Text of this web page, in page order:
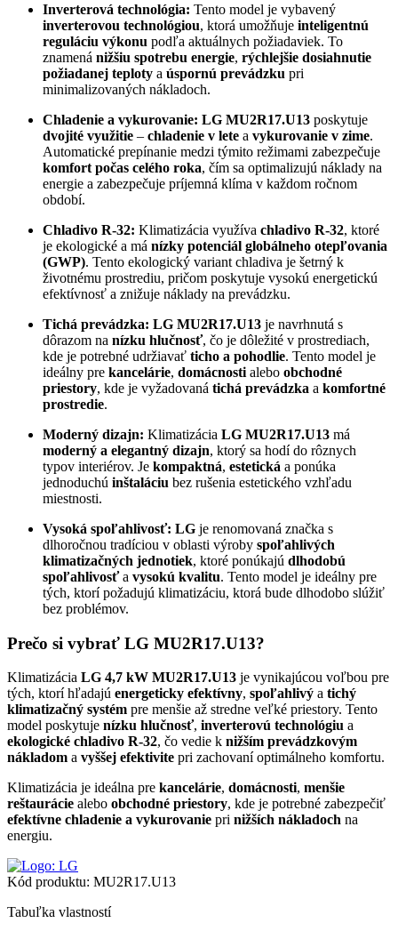
Inverterová technológia: Tento model je vybavený
inverterovou technológiou, ktorá umožňuje inteligentnú
reguláciu výkonu podľa aktuálnych požiadaviek. To
znamená nižšiu spotrebu energie, rýchlejšie dosiahnutie
požiadanej teploty a úspornú prevádzku pri
minimalizovaných nákladoch.
Chladenie a vykurovanie: LG MU2R17.U13 poskytuje
dvojité využitie – chladenie v lete a vykurovanie v zime.
Automatické prepínanie medzi týmito režimami zabezpečuje
komfort počas celého roka, čím sa optimalizujú náklady na
energie a zabezpečuje príjemná klíma v každom ročnom
období.
Chladivo R-32: Klimatizácia využíva chladivo R-32, ktoré
je ekologické a má nízky potenciál globálneho otepľovania
(GWP). Tento ekologický variant chladiva je šetrný k
životnému prostrediu, pričom poskytuje vysokú energetickú
efektívnosť a znižuje náklady na prevádzku.
Tichá prevádzka: LG MU2R17.U13 je navrhnutá s
dôrazom na nízku hlučnosť, čo je dôležité v prostrediach,
kde je potrebné udržiavať ticho a pohodlie. Tento model je
ideálny pre kancelárie, domácnosti alebo obchodné
priestory, kde je vyžadovaná tichá prevádzka a komfortné
prostredie.
Moderný dizajn: Klimatizácia LG MU2R17.U13 má
moderný a elegantný dizajn, ktorý sa hodí do rôznych
typov interiérov. Je kompaktná, estetická a ponúka
jednoduchú inštaláciu bez rušenia estetického vzhľadu
miestnosti.
Vysoká spoľahlivosť: LG je renomovaná značka s
dlhoročnou tradíciou v oblasti výroby spoľahlivých
klimatizačných jednotiek, ktoré ponúkajú dlhodobú
spoľahlivosťa vysokú kvalitu. Tento model je ideálny pre
tých, ktorí požadujú klimatizáciu, ktorá bude dlhodobo slúžiť
bez problémov.
Prečo si vybrať LG MU2R17.U13?
Klimatizácia LG 4,7 kW MU2R17.U13 je vynikajúcou voľbou pre
tých, ktorí hľadajú energeticky efektívny, spoľahlivý a tichý
klimatizačný systém pre menšie až stredne veľké priestory. Tento
model poskytuje nízku hlučnosť, inverterovú technológiu a
ekologické chladivo R-32, čo vedie k nižším prevádzkovým
nákladom a vyššej efektivite pri zachovaní optimálneho komfortu.
Klimatizácia je ideálna pre kancelárie, domácnosti, menšie
reštaurácie alebo obchodné priestory, kde je potrebné zabezpečiť
efektívne chladenie a vykurovanie pri nižších nákladoch na
energiu.
Kód produktu: MU2R17.U13
Tabuľka vlastností